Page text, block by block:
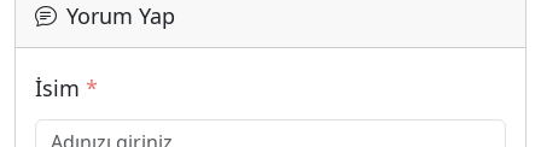
Yorum Yap
İsim *